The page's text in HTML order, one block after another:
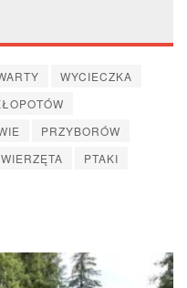
WYCIECZKA
PRZYBORÓW
PTAKI